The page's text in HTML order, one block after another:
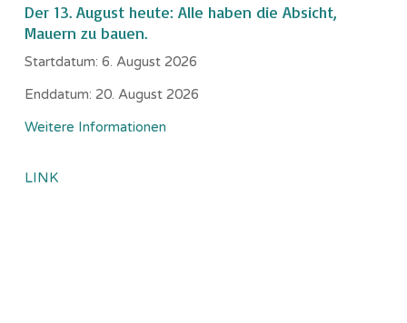
Der 13. August heute: Alle haben die Absicht,
Mauern zu bauen.
Startdatum: 6. August 2026
Enddatum: 20. August 2026
Weitere Informationen
LINK